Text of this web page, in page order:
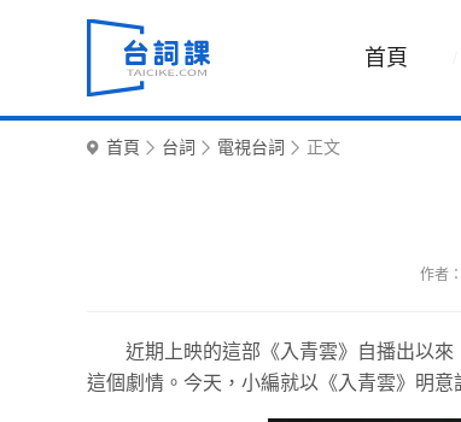
首頁
首頁 台詞 電視台詞 正文
作者
近期上映的這部《入青雲》自播出以
這個劇情。今天，小編就以《入青雲》明